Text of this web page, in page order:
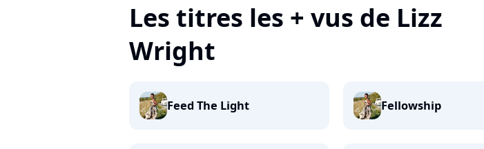
Les titres les + vus de Lizz
Wright
Feed The Light Fellowship